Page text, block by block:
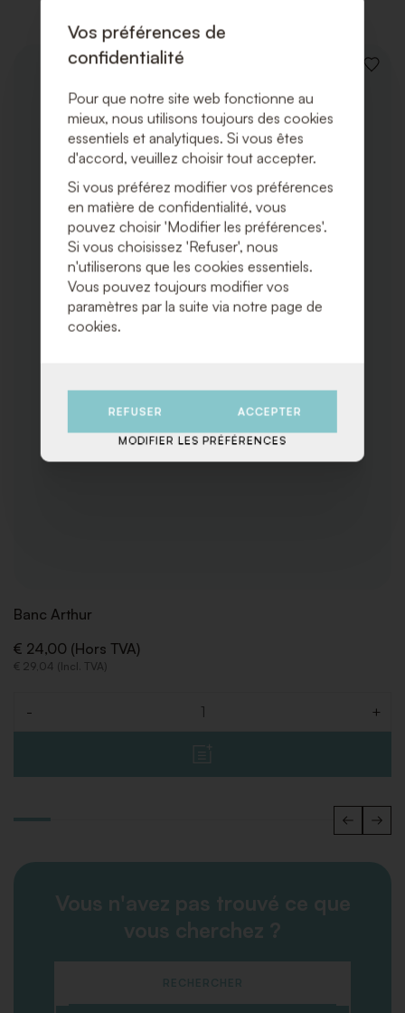
Banc Arthur
€ 24,00 (Hors TVA)
€ 29,04 (Incl. TVA)
- +
Vous n'avez pas trouvé ce que
vous cherchez ?
RECHERCHER
Vos préférences de
confidentialité
Pour que notre site web fonctionne au
mieux, nous utilisons toujours des cookies
essentiels et analytiques. Si vous êtes
d'accord, veuillez choisir tout accepter.
Si vous préférez modifier vos préférences
en matière de confidentialité, vous
pouvez choisir 'Modifier les préférences'.
Si vous choisissez 'Refuser', nous
n'utiliserons que les cookies essentiels.
Vous pouvez toujours modifier vos
paramètres par la suite via notre page de
cookies.
REFUSER ACCEPTER
MODIFIER LES PRÉFÉRENCES